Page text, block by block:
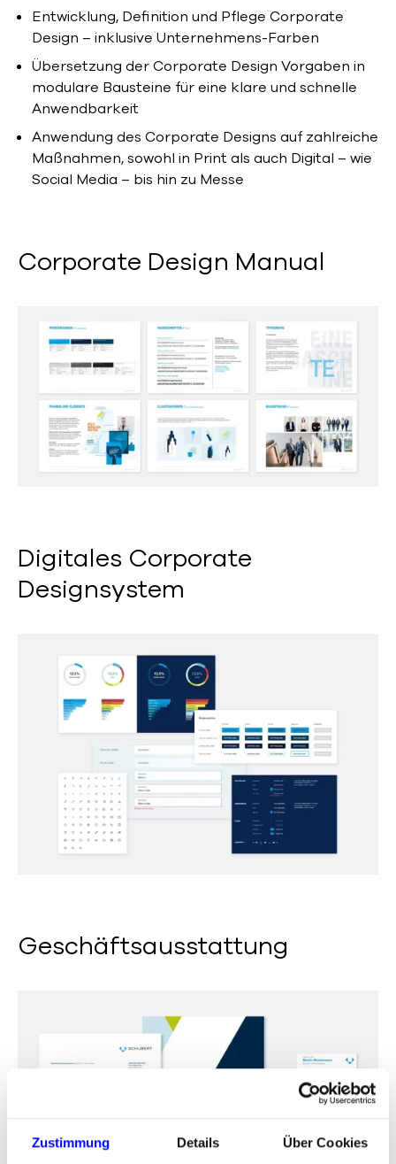
Zustimmung Details Über Cookies
Entwicklung, Definition und Pflege Corporate
Design – inklusive Unternehmens-Farben
Übersetzung der Corporate Design Vorgaben in
modulare Bausteine für eine klare und schnelle
Anwendbarkeit
Anwendung des Corporate Designs auf zahlreiche
Maßnahmen, sowohl in Print als auch Digital – wie
Social Media – bis hin zu Messe
Corporate Design Manual
Digitales Corporate
Designsystem
Geschäftsausstattung